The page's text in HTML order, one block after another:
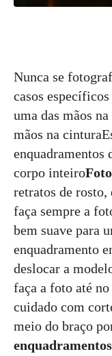
Nunca se
casos
uma das mãos
mãos na
enquadramentos
corpo inteiro
retratos de
faça sempre a
bem suave para
enquadramento
deslocar a
faça a foto até
cuidado com
meio do braço